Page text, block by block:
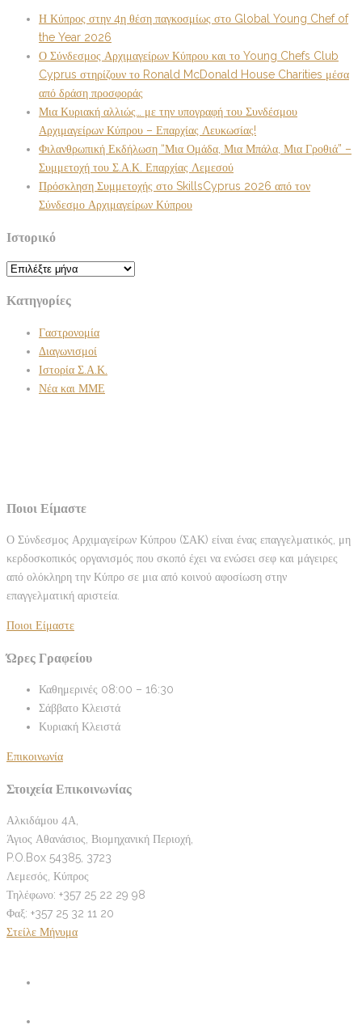
Η Κύπρος στην 4η θέση παγκοσμίως στο Global Young Chef of
the Year 2026
Ο Σύνδεσμος Αρχιμαγείρων Κύπρου και το Young Chefs Club
Cyprus στηρίζουν το Ronald McDonald House Charities μέσα
από δράση προσφοράς
Μια Κυριακή αλλιώς… με την υπογραφή του Συνδέσμου
Αρχιμαγείρων Κύπρου – Επαρχίας Λευκωσίας!
Φιλανθρωπική Εκδήλωση “Μια Ομάδα, Μια Μπάλα, Μια Γροθιά” –
Συμμετοχή του Σ.Α.Κ. Επαρχίας Λεμεσού
Πρόσκληση Συμμετοχής στο SkillsCyprus 2026 από τον
Σύνδεσμο Αρχιμαγείρων Κύπρου
Ιστορικό
Ιστορικό
Κατηγορίες
Γαστρονομία
Διαγωνισμοί
Ιστορία Σ.Α.Κ.
Νέα και ΜΜΕ
Ποιοι Είμαστε
Ο Σύνδεσμος Αρχιμαγείρων Κύπρου (ΣΑΚ) είναι ένας επαγγελματικός, μη
κερδοσκοπικός οργανισμός που σκοπό έχει να ενώσει σεφ και μάγειρες
από ολόκληρη την Κύπρο σε μια από κοινού αφοσίωση στην
επαγγελματική αριστεία.
Ποιοι Είμαστε
Ώρες Γραφείου
Καθημερινές 08:00 – 16:30
Σάββατο Κλειστά
Κυριακή Κλειστά
Επικοινωνία
Στοιχεία Επικοινωνίας
Αλκιδάμου 4Α,
Άγιος Αθανάσιος, Βιομηχανική Περιοχή,
P.O.Box 54385, 3723
Λεμεσός, Κύπρος
Τηλέφωνο: +357 25 22 29 98
Φαξ: +357 25 32 11 20
Στείλε Μήνυμα